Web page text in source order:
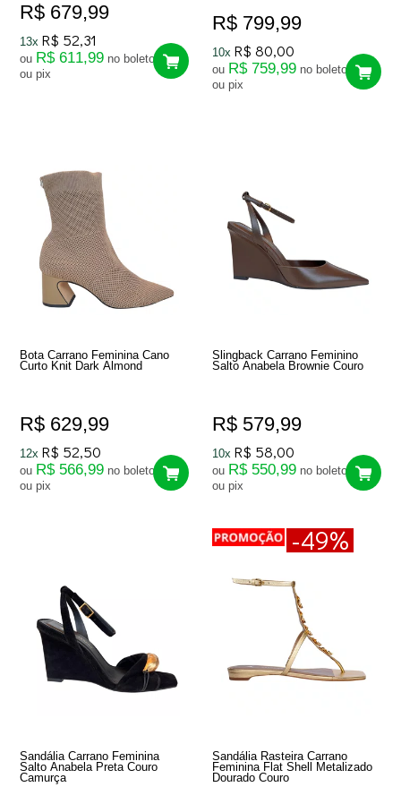
R$ 679,99
13x R$ 52,31
ou R$ 611,99 no boleto
ou pix
R$ 799,99
10x R$ 80,00
ou R$ 759,99 no boleto
ou pix
Bota Carrano Feminina Cano
Curto Knit Dark Almond
R$ 629,99
12x R$ 52,50
ou R$ 566,99 no boleto
ou pix
Slingback Carrano Feminino
Salto Anabela Brownie Couro
R$ 579,99
10x R$ 58,00
ou R$ 550,99 no boleto
ou pix
Sandália Carrano Feminina
Salto Anabela Preta Couro
Camurça
-49%
Sandália Rasteira Carrano
Feminina Flat Shell Metalizado
Dourado Couro